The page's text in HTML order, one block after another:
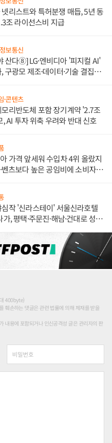
리스트와 특허분쟁 매듭, 5년 동
조 라이선스비 지급
보통신
산다⑧] LG·엔비디아 '피지컬 AI'
구광모 제조·데이터·기술 결집
·콘텐츠
리반도체 포함 장기계약 '2.7조
, AI 투자 위축 우려와 반대 신호
가격 앞세워 수입차 4위 올랐지
벤츠보다 높은 공임비에 소비자
작 '신라스테이' 서울신라호텔
, 평택·주문진·해남·건대로 성
400byte)
훼손하는 댓글은 관련 법률에 의해 제재를 받을
내용에 포함되거나 인신공격성 글은 관리자의 판